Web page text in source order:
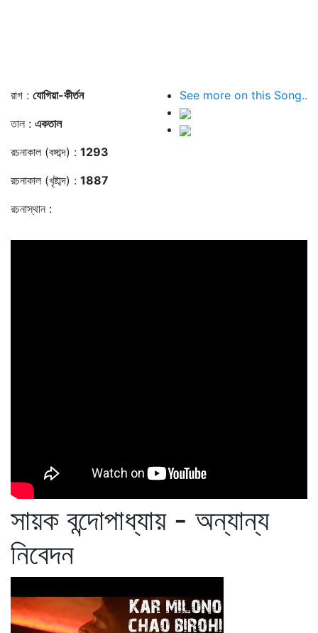
রাগ : যোগিয়া-কীর্তন
তাল : একতাল
রচনাকাল (বঙ্গাব্দ) : 1293
রচনাকাল (খৃষ্টাব্দ) : 1887
রচনাস্থান :
See more on this Song..
সায়ক বন্দোপাধ্যায় - অন্যান্য
নিবেদন